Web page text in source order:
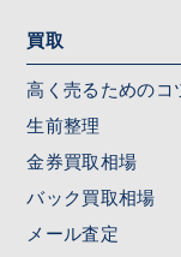
買取
高く売るためのコ
生前整理
金券買取相場
バック買取相場
メール査定